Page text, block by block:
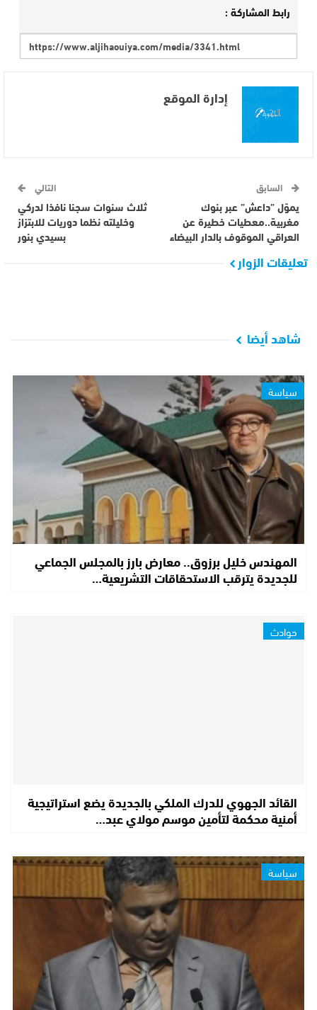
رابط المشاركة :
إدارة الموقع
السابق
يموّل ”داعش” عبر بنوك
مغربية..معطيات خطيرة عن
العراقي الموقوف بالدار البيضاء
التالي
ثلاث سنوات سجنا نافذا لدركي
وخليلته نظما دوريات للابتزاز
بسيدي بنور
تعليقات الزوار
شاهد أيضا
سياسة
المهندس خليل برزوق.. معارض بارز بالمجلس الجماعي
للجديدة يترقب الاستحقاقات التشريعية…
حوادث
القائد الجهوي للدرك الملكي بالجديدة يضع استراتيجية
أمنية محكمة لتأمين موسم مولاي عبد…
سياسة